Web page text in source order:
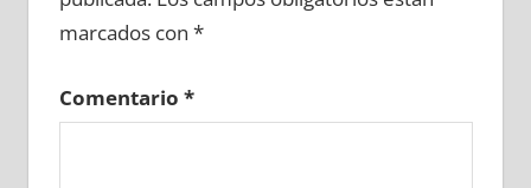
marcados con *
Comentario *